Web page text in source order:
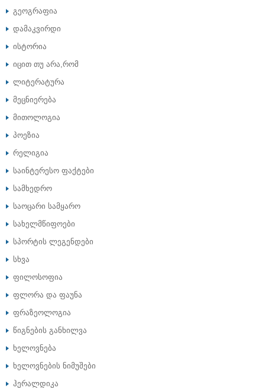
გეოგრაფია
დამაკვირდი
ისტორია
იცით თუ არა,რომ
ლიტერატურა
მეცნიერება
მითოლოგია
პოეზია
რელიგია
საინტერესო ფაქტები
სამხედრო
საოცარი სამყარო
სახელმწიფოები
სპორტის ლეგენდები
სხვა
ფილოსოფია
ფლორა და ფაუნა
ფრაზეოლოგია
წიგნების განხილვა
ხელოვნება
ხელოვნების ნიმუშები
ჰერალდიკა